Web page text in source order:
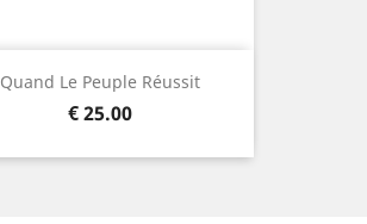
Quand Le Peuple Réussit
السعر
25.00 €